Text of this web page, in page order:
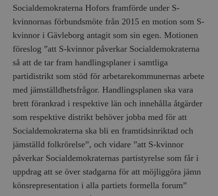
Socialdemokraterna Hofors framförde under S-
kvinnornas förbundsmöte från 2015 en motion som S-
kvinnor i Gävleborg antagit som sin egen. Motionen
föreslog ”att S-kvinnor påverkar Socialdemokraterna
så att de tar fram handlingsplaner i samtliga
partidistrikt som stöd för arbetarekommunernas arbete
med jämställdhetsfrågor. Handlingsplanen ska vara
brett förankrad i respektive län och innehålla åtgärder
som respektive distrikt behöver jobba med för att
Socialdemokraterna ska bli en framtidsinriktad och
jämställd folk­rörelse”, och vidare ”att S-kvinnor
påverkar Socialdemokraternas partistyrelse som får i
uppdrag att se över stadgarna för att möjliggöra jämn
könsrepresentation i alla partiets formella forum”